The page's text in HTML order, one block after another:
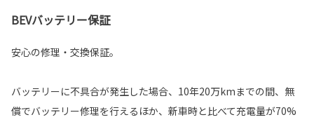
BEVバッテリー保証
安心の修理・交換保証。
バッテリーに不具合が発生した場合、10年20万kmまでの間、無
償でバッテリー修理を行えるほか、新車時と比べて充電量が70%